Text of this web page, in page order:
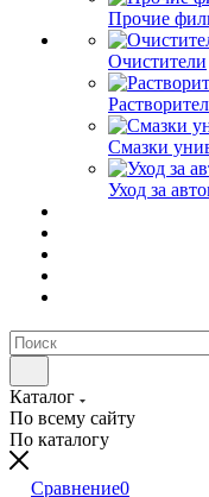
Прочие
Очистители
Смазки
Уход за
Каталог
По всему сайту
По каталогу
Сравнение0